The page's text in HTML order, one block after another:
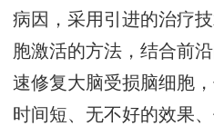
病因，采用引进的治疗
胞激活的方法，结合前
速修复大脑受损脑细胞
时间短、无不好的效果